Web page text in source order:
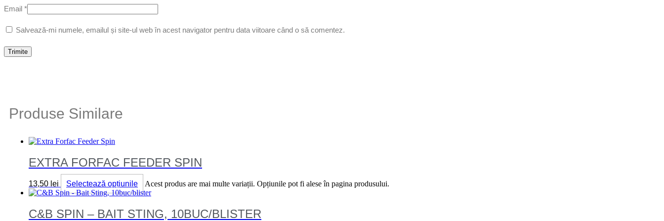
Email *
Salvează-mi numele, emailul și site-ul web în acest navigator pentru data viitoare când o să comentez.
Produse Similare
EXTRA FORFAC FEEDER SPIN
13,50 lei Selectează opțiunile Acest produs are mai multe variații. Opțiunile pot fi alese în pagina produsului.
C&B SPIN – BAIT STING, 10BUC/BLISTER